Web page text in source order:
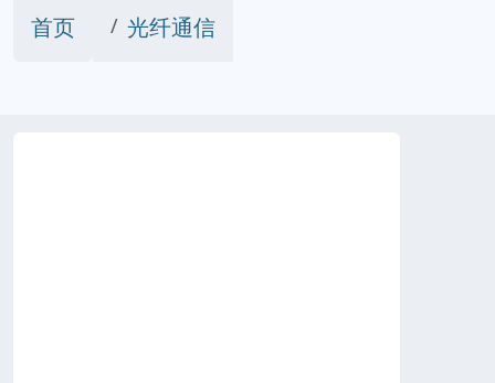
首页 光纤通信